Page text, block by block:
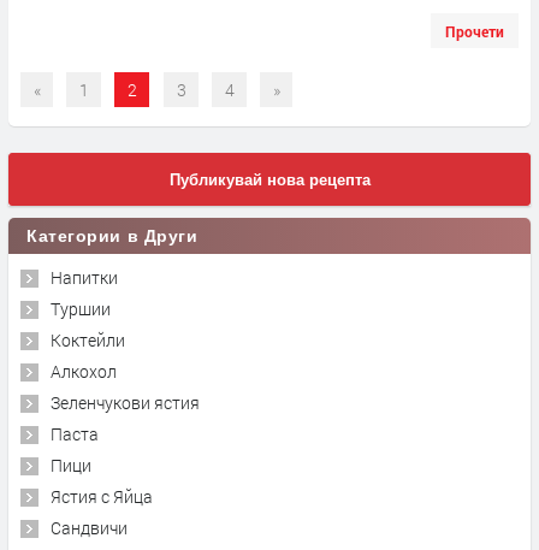
Прочети
« 1 2 3 4 »
Публикувай нова рецепта
Категории в Други
Напитки
Туршии
Коктейли
Алкохол
Зеленчукови ястия
Паста
Пици
Ястия с Яйца
Сандвичи